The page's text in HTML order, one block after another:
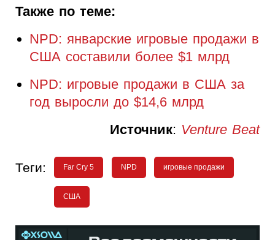
Также по теме:
NPD: январские игровые продажи в
США составили более $1 млрд
NPD: игровые продажи в США за
год выросли до $14,6 млрд
Источник: Venture Beat
Теги: Far Cry 5 NPD игровые продажи
США